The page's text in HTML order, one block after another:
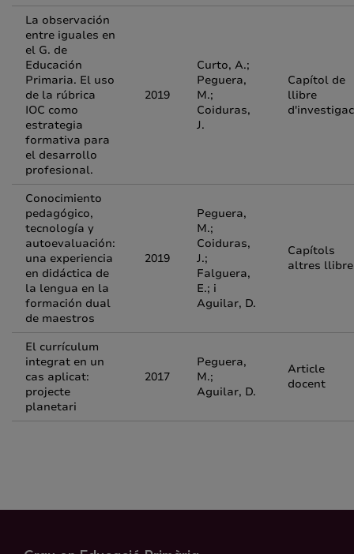
La observación
entre iguales en
el G. de
Educación
Primaria. El uso
de la rúbrica
IOC como
estrategia
formativa para
el desarrollo
profesional.
2019
Curto, A.;
Peguera,
M.;
Coiduras,
J.
Capítol de
llibre
Conocimiento
pedagógico,
tecnología y
autoevaluación:
una experiencia
en didáctica de
la lengua en la
formación dual
de maestros
2019
Peguera,
M.;
Coiduras,
J.;
Falguera,
E.; i
Aguilar, D.
Capítols
altres
El currículum
integrat en un
cas aplicat:
projecte
planetari
2017
Peguera,
M.;
Aguilar, D.
Article
docent